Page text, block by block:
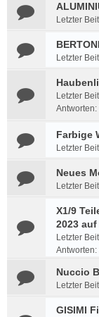
Letzter
Letzter
Letzter
Antworten:
Farbige
Letzter
Neues
Letzter
X1/9
2023
Letzter
Antworten:
Nuccio
Letzter
GISIMI